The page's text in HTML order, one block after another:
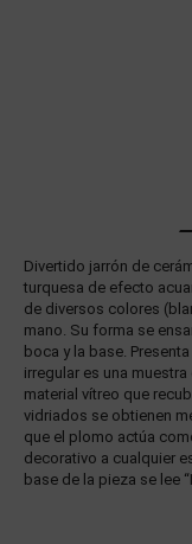
Divertido jarrón de
turquesa de efecto
de diversos colores
mano. Su forma se
boca y la base.
irregular es una
material vítreo que
vidriados se obtienen
que el plomo actúa
decorativo a cualquier
base de la pieza se lee